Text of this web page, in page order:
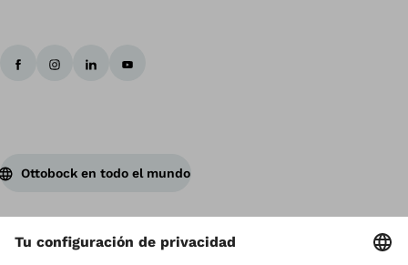
Ottobock en todo el mundo
Los derechos de autor son propiedad de Ottobock